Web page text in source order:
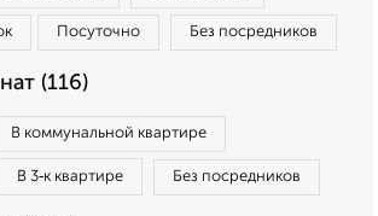
Посуточно Без посредников
(116)
В коммунальной квартире
В 3‑к квартире Без посредников